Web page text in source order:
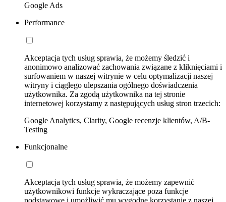
Google Ads
Performance
Akceptacja tych usług sprawia, że możemy śledzić i
anonimowo analizować zachowania związane z kliknięciami i
surfowaniem w naszej witrynie w celu optymalizacji naszej
witryny i ciągłego ulepszania ogólnego doświadczenia
użytkownika. Za zgodą użytkownika na tej stronie
internetowej korzystamy z następujących usług stron trzecich:
Google Analytics, Clarity, Google recenzje klientów, A/B-
Testing
Funkcjonalne
Akceptacja tych usług sprawia, że możemy zapewnić
użytkownikowi funkcje wykraczające poza funkcje
podstawowe i umożliwić mu wygodne korzystanie z naszej